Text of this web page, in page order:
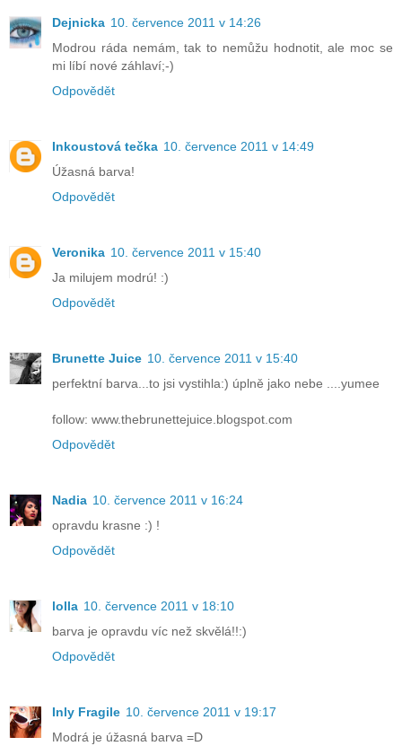
Dejnicka 10. července 2011 v 14:26
Modrou ráda nemám, tak to nemůžu hodnotit, ale moc se
mi líbí nové záhlaví;-)
Odpovědět
Inkoustová tečka 10. července 2011 v 14:49
Úžasná barva!
Odpovědět
Veronika 10. července 2011 v 15:40
Ja milujem modrú! :)
Odpovědět
Brunette Juice 10. července 2011 v 15:40
perfektní barva...to jsi vystihla:) úplně jako nebe ....yumee
follow: www.thebrunettejuice.blogspot.com
Odpovědět
Nadia 10. července 2011 v 16:24
opravdu krasne :) !
Odpovědět
lolla 10. července 2011 v 18:10
barva je opravdu víc než skvělá!!:)
Odpovědět
Inly Fragile 10. července 2011 v 19:17
Modrá je úžasná barva =D